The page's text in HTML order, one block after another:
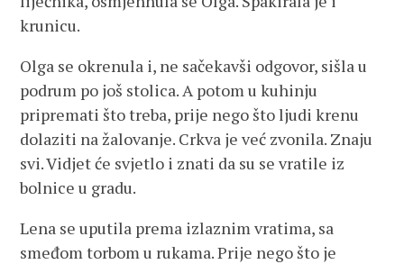
krunicu.
Olga se okrenula i, ne sačekavši odgovor, sišla u
podrum po još stolica. A potom u kuhinju
pripremati što treba, prije nego što ljudi krenu
dolaziti na žalovanje. Crkva je već zvonila. Znaju
svi. Vidjet će svjetlo i znati da su se vratile iz
bolnice u gradu.
Lena se uputila prema izlaznim vratima, sa
smeđom torbom u rukama. Prije nego što je